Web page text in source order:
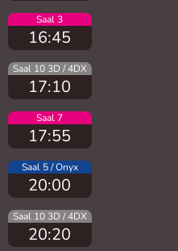
Saal 3
16:45
Saal 10 3D / 4DX
17:10
Saal 7
17:55
Saal 5 / Onyx
20:00
Saal 10 3D / 4DX
20:20